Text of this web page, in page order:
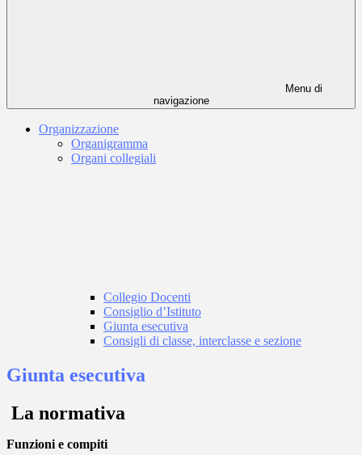
Menu di
navigazione
Organizzazione
Organigramma
Organi collegiali
Collegio Docenti
Consiglio d’Istituto
Giunta esecutiva
Consigli di classe, interclasse e sezione
Giunta esecutiva
La normativa
Funzioni e compiti